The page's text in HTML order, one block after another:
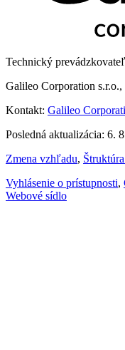
Technický
Galileo Corporation
Kontakt: Galileo
Posledná aktualizácia: 6.
Zmena vzhľadu,
Vyhlásenie o prístupnosti,
Webové sídlo